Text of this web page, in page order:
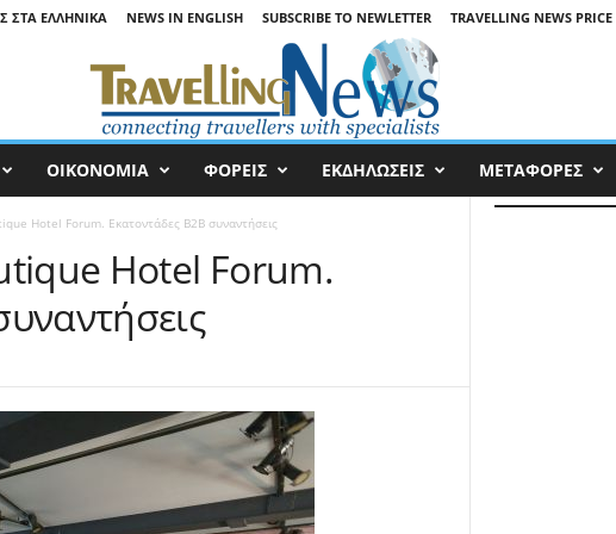
ΣΤΑ ΕΛΛΗΝΙΚΆ NEWS IN ENGLISH SUBSCRIBE TO NEWLETTER TRAVELLING NEWS PRICE
ΟΙΚΟΝΟΜΙΑ ΦΟΡΕΙΣ ΕΚΔΗΛΩΣΕΙΣ ΜΕΤΑΦΟΡΕΣ
Hotel Forum. Εκατοντάδες B2B συναντήσεις
Hotel Forum.